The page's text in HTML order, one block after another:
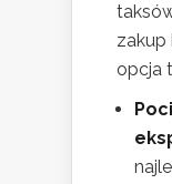
zakup
opcja